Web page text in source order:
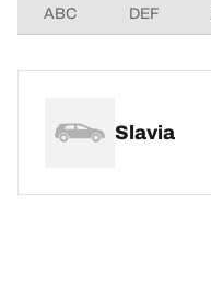
ABC DEF
Slavia